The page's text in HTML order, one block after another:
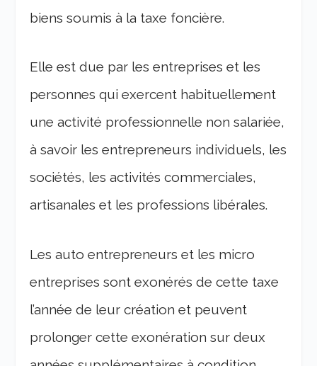
biens soumis à la taxe foncière.
Elle est due par les entreprises et les
personnes qui exercent habituellement
une activité professionnelle non salariée,
à savoir les entrepreneurs individuels, les
sociétés, les activités commerciales,
artisanales et les professions libérales.
Les auto entrepreneurs et les micro
entreprises sont exonérés de cette taxe
l’année de leur création et peuvent
prolonger cette exonération sur deux